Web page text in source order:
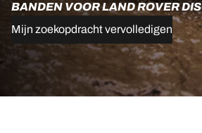
BANDEN VOOR LAND ROVER
Mijn zoekopdracht vervolledigen